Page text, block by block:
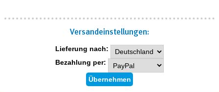
Versand­einstellungen:
Lieferung nach:
Bezahlung per: